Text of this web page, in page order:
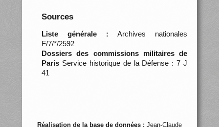
Sources
Liste générale : Archives nationales
F/7/*/2592
Dossiers des commissions militaires de
ParisService historique de la Défense : 7 J
41
Réalisation de la base de données : Jean-Claude